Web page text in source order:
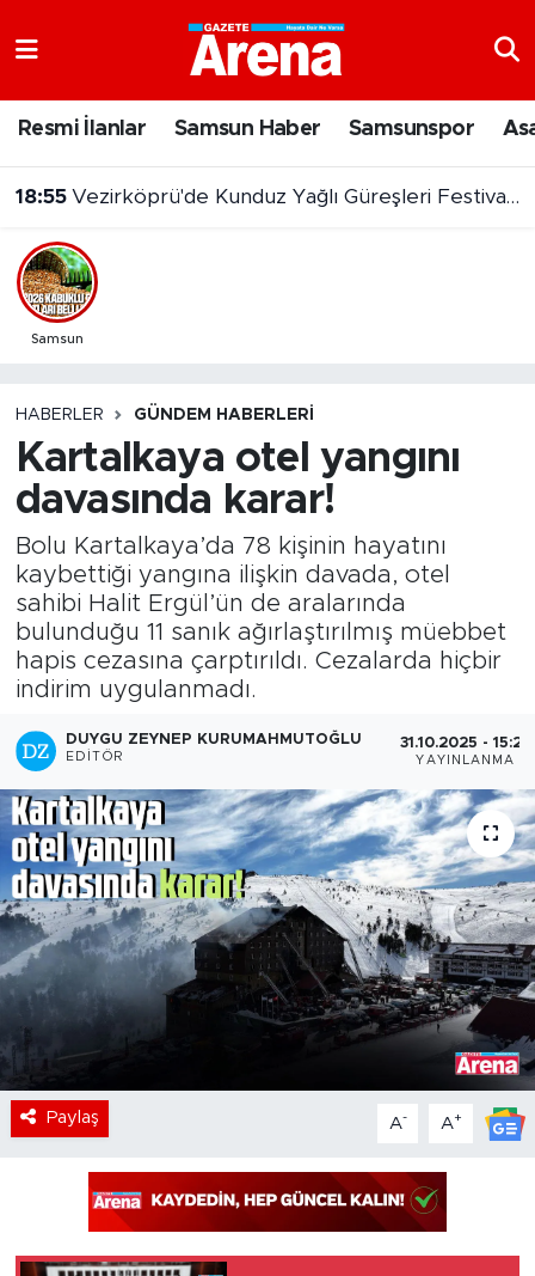
Resmi İlanlar Samsun Haber Samsunspor
18:55 Vezirköprü'de Kunduz Yağlı Güreşleri Festivali başladı
Samsun
HABERLER GÜNDEM HABERLERI
Kartalkaya otel yangını
davasında karar!
Bolu Kartalkaya’da 78 kişinin hayatını
kaybettiği yangına ilişkin davada, otel
sahibi Halit Ergül’ün de aralarında
bulunduğu 11 sanık ağırlaştırılmış müebbet
hapis cezasına çarptırıldı. Cezalarda hiçbir
indirim uygulanmadı.
DUYGU ZEYNEP KURUMAHMUTOĞLU
EDITÖR
31.10.2025 - 15:23
YAYINLANMA
Paylaş A- A+
Samsun Namaz Vakitleri
Trafik Durumu
Süper Lig Puan Durumu ve Fikstür
Son Dakika Haberleri
Haber Arşivi